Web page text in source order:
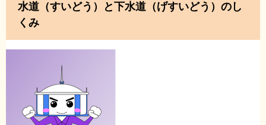
水道（すいどう）と下水道（げすいどう）のし
くみ